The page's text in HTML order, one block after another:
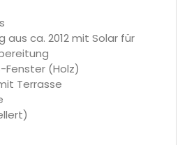
aus ca. 2012 mit Solar für
Fenster (Holz)
Terrasse